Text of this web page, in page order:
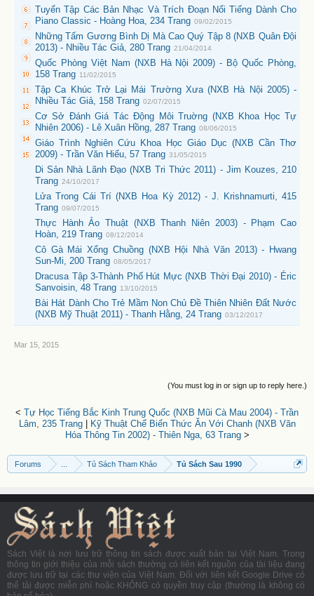
Tuyển Tập Các Bản Nhạc Và Trích Đoạn Nổi Tiếng Dành Cho
Piano Classic - Hoàng Hoa, 234 Trang 09/02/2015
Những Tấm Gương Bình Dị Mà Cao Quý Tập 8 (NXB Quân Đội
2013) - Nhiều Tác Giả, 280 Trang 21/04/2014
Quốc Phòng Việt Nam (NXB Hà Nội 2009) - Bộ Quốc Phòng,
158 Trang 11/02/2015
Tập Ca Khúc Trở Lại Mái Trường Xưa (NXB Hà Nội 2005) -
Nhiều Tác Giả, 158 Trang 02/07/2015
Cơ Sở Đánh Giá Tác Động Môi Truờng (NXB Khoa Học Tự
Nhiên 2006) - Lê Xuân Hồng, 287 Trang 08/06/2015
Giáo Trình Nghiên Cứu Khoa Học Giáo Dục (NXB Cần Thơ
2009) - Trần Văn Hiếu, 57 Trang 31/05/2015
Di Sản Nhà Lãnh Đạo (NXB Tri Thức 2011) - Jim Kouzes, 210
Trang 24/10/2017
Lửa Trong Cái Trí (NXB Hoa Kỳ 2012) - J. Krishnamurti, 415
Trang 09/07/2015
Thực Hành Ảo Thuật (NXB Thanh Niên 2003) - Phạm Cao
Hoàn, 219 Trang 08/12/2014
Cô Gà Mái Xổng Chuồng (NXB Hội Nhà Văn 2013) - Hwang
Sun-Mi, 200 Trang 08/05/2017
Dracusa Tập 3-Thành Phố Hút Mực (NXB Thời Đại 2010) - Éric
Sanvoisin, 48 Trang 13/10/2015
Bài Hát Dành Cho Trẻ Mầm Non Chủ Đề Thiên Nhiên Đất Nước
(NXB Mỹ Thuật 2011) - Thanh Hằng, 24 Trang 03/12/2017
Mar 15, 2015
(You must log in or sign up to reply here.)
< Tự Học Tiếng Bắc Kinh Trung Quốc (NXB Mũi Cà Mau 2004) - Trần
Lâm, 235 Trang|
Kỹ Thuật Chế Biến Thức Ăn Với Chanh (NXB Văn
Hóa Thông Tin 2002) - Thiên Nga, 63 Trang>
Forums Tủ Sách Tham Khảo Tủ Sách Sau 1990
Sách Việt là nơi lưu trữ thông tin sách được xuất bản tại Việt Nam. Trong
thông tin giới thiệu của mỗi sách thường có liên kết nguồn của tài liệu đang
được lưu trữ tại các thư viện của Việt Nam. Đối với liên kết Google Drive có
thể tải được miễn phí hoặc KHÔNG có quyền truy cập (thường là không có